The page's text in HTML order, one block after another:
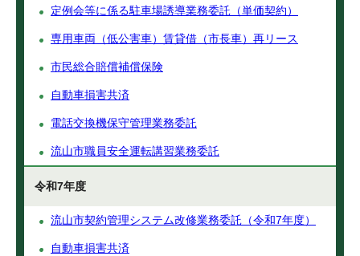
定例会等に係る駐車場誘導業務委託（単価契約）
専用車両（低公害車）賃貸借（市長車）再リース
市民総合賠償補償保険
自動車損害共済
電話交換機保守管理業務委託
流山市職員安全運転講習業務委託
令和7年度
流山市契約管理システム改修業務委託（令和7年度）
自動車損害共済